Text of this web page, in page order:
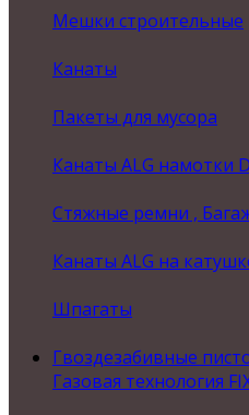
Мешки строительные
Канаты
Пакеты для мусора
Канаты ALG намотки
Стяжные ремни ,
Канаты ALG на
Шпагаты
Гвоздезабивные
Газовая технология